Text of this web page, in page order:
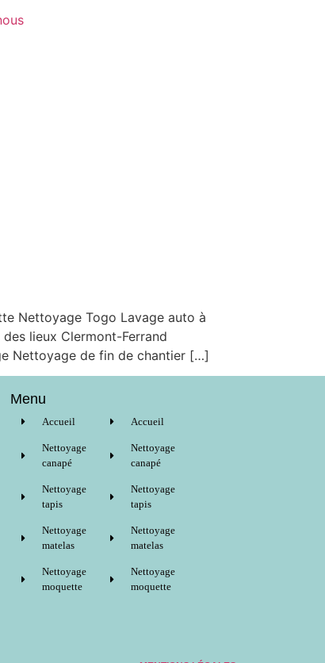
Nettoyage Togo Lavage auto à
lieux Clermont-Ferrand
Nettoyage de fin de chantier […]
Menu
Accueil
Nettoyage
canapé
Nettoyage
tapis
Nettoyage
matelas
Nettoyage
moquette
Accueil
Nettoyage
canapé
Nettoyage
tapis
Nettoyage
matelas
Nettoyage
moquette